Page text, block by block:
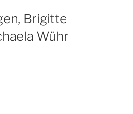
Brigitte
Wühr